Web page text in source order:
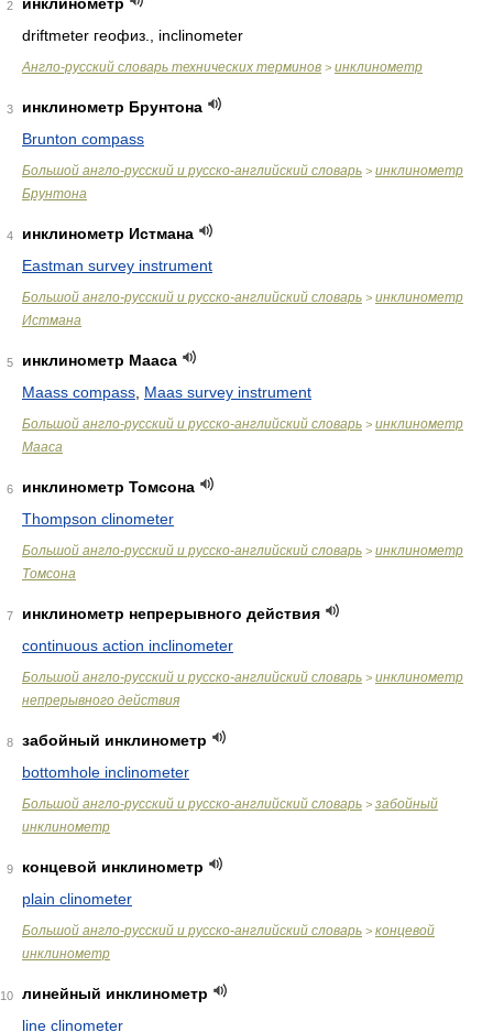
2
driftmeter геофиз., inclinometer
Англо-русский словарь технических терминов > инклинометр
3
инклинометр Брунтона
Brunton compass
Большой англо-русский и русско-английский словарь > инклинометр
Брунтона
4
инклинометр Истмана
Eastman survey instrument
Большой англо-русский и русско-английский словарь > инклинометр
Истмана
5
инклинометр Мааса
Maass compass Maas survey instrument
Большой англо-русский и русско-английский словарь > инклинометр
Мааса
6
инклинометр Томсона
Thompson clinometer
Большой англо-русский и русско-английский словарь > инклинометр
Томсона
7
инклинометр непрерывного действия
continuous action inclinometer
Большой англо-русский и русско-английский словарь > инклинометр
непрерывного действия
8
забойный инклинометр
bottomhole inclinometer
Большой англо-русский и русско-английский словарь > забойный
инклинометр
9
концевой инклинометр
plain clinometer
Большой англо-русский и русско-английский словарь > концевой
инклинометр
10
линейный инклинометр
line clinometer